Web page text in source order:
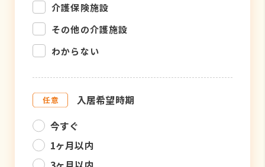
介護保険施設
その他の介護施設
わからない
入居希望時期
今すぐ
1ヶ月以内